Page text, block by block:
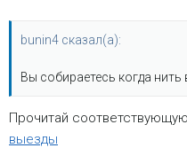
bunin4 сказал(а):
Вы собираетесь когда нить
Прочитай
выезды